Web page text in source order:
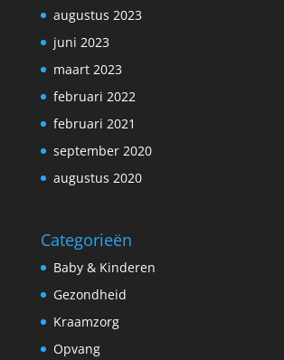
augustus 2023
juni 2023
maart 2023
februari 2022
februari 2021
september 2020
augustus 2020
Categorieën
Baby & Kinderen
Gezondheid
Kraamzorg
Opvang